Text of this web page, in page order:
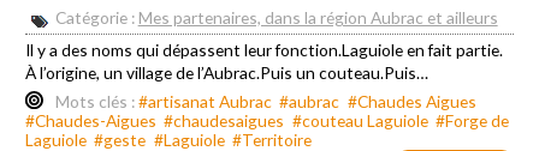
Catégorie : Mes partenaires, dans la région Aubrac et ailleurs
Il y a des noms qui dépassent leur fonction.Laguiole en fait partie.
À l’origine, un village de l’Aubrac.Puis un couteau.Puis…
Mots clés :#artisanat Aubrac #aubrac #Chaudes Aigues
#Chaudes-Aigues #chaudesaigues #couteau Laguiole #Forge de
Laguiole #geste #Laguiole #Territoire